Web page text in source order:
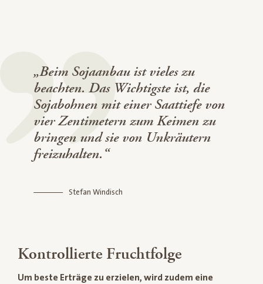
„Beim Sojaanbau ist vieles zu
beachten. Das Wichtigste ist, die
Sojabohnen mit einer Saattiefe von
vier Zentimetern zum Keimen zu
bringen und sie von Unkräutern
freizuhalten.“
Stefan Windisch
Kontrollierte Fruchtfolge
Um beste Erträge zu erzielen, wird zudem eine